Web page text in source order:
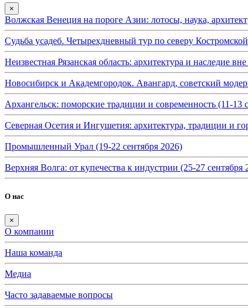
×
Волжская Венеция на пороге Азии: лотосы, наука,
Судьба усадеб. Четырехдневный тур по северу
Неизвестная Рязанская область: архитектура и наследие
Новосибирск и Академгородок. Авангард, советский
Архангельск: поморские традиции и современность (11-13
Северная Осетия и Ингушетия: архитектура, традиции и
Промышленный Урал (19-22 сентября 2026)
Верхняя Волга: от купечества к индустрии (25-27 сентября
О нас
×
О компании
Наша команда
Медиа
Часто задаваемые вопросы